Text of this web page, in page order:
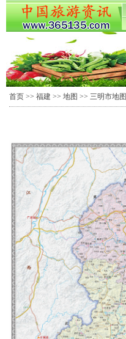
首页 >> 福建 >> 地图 >> 三明市地图